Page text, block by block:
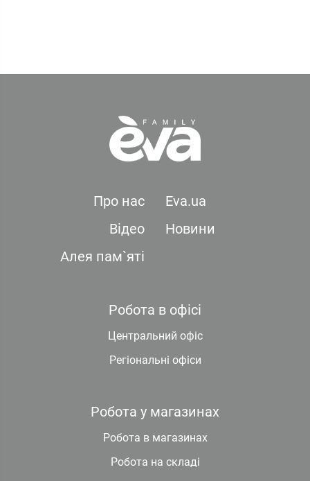
Про нас
Eva.ua
Відео
Новини
Алея пам`яті
Робота в офісі
Центральний офіс
Регіональні офіси
Робота у магазинах
Робота в магазинах
Робота на складі